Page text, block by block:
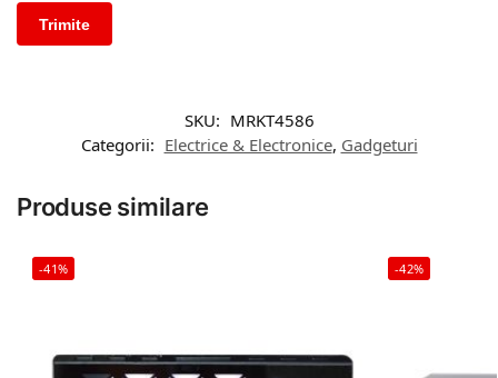
SKU: MRKT4586
Categorii: Electrice & Electronice, Gadgeturi
Produse similare
-41% -42%